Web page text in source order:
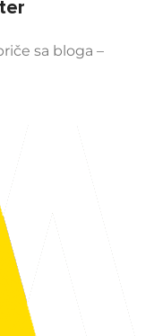
sa bloga –